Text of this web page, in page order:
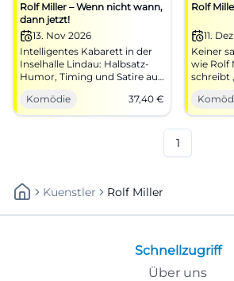
Rolf Miller – Wenn nicht wann,
dann jetzt!
13. Nov 2026
Intelligentes Kabarett in der
Inselhalle Lindau: Halbsatz-
Humor, Timing und Satire auf
den Punkt. 13.11.2026, 20:00
Uhr, ab 37,40 €, barrierefrei.
Lachen mit Tiefgang – sichere
Komödie 37,40 €
Rolf
11.
Keiner
wie Rolf
schreibt
über
lachen
unseres
Lebe
träume
das Ziel
1
Kuenstler Rolf Miller
Schnellzugriff
Über uns